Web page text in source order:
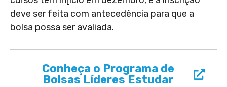
deve ser feita com antecedência para que a
bolsa possa ser avaliada.
Conheça o Programa de
Bolsas Líderes Estudar